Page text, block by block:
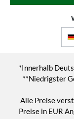
*Innerhalb
**Niedrigster
Alle Preise
Preise in EUR